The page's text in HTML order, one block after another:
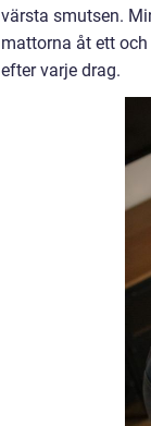
värsta smutsen.
mattorna åt ett
efter varje drag.